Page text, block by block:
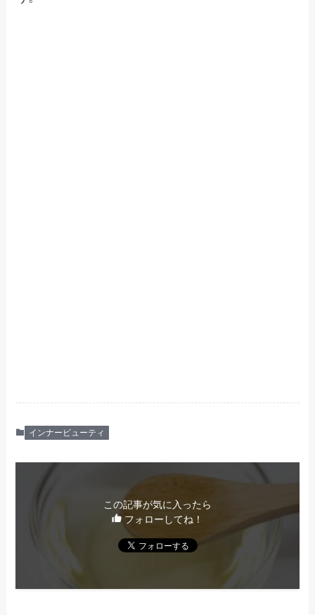
インナービューティ
この記事が気に入ったら
フォローしてね！